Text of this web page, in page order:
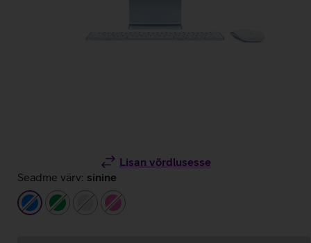
Lisan võrdlusesse
Seadme värv: sinine
sininerohelinehõbedane
roosa